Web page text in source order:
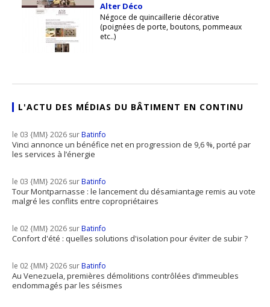
Alter Déco
Négoce de quincaillerie décorative
(poignées de porte, boutons, pommeaux
etc..)
L'ACTU DES MÉDIAS DU BÂTIMENT EN CONTINU
le 03 {MM} 2026 surBatinfo
Vinci annonce un bénéfice net en progression de 9,6 %, porté par
les services à l’énergie
le 03 {MM} 2026 surBatinfo
Tour Montparnasse : le lancement du désamiantage remis au vote
malgré les conflits entre copropriétaires
le 02 {MM} 2026 surBatinfo
Confort d'été : quelles solutions d'isolation pour éviter de subir ?
le 02 {MM} 2026 surBatinfo
Au Venezuela, premières démolitions contrôlées d’immeubles
endommagés par les séismes